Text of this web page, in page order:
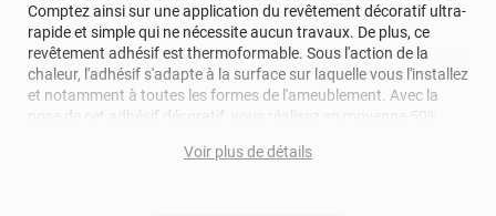
Comptez ainsi sur une application du revêtement décoratif ultra-
rapide et simple qui ne nécessite aucun travaux. De plus, ce
revêtement adhésif est thermoformable. Sous l'action de la
chaleur, l'adhésif s'adapte à la surface sur laquelle vous l'installez
et notamment à toutes les formes de l'ameublement. Avec la
pose de cet adhésif décoratif, vous réalisez en moyenne 50%
Voir plus de détails